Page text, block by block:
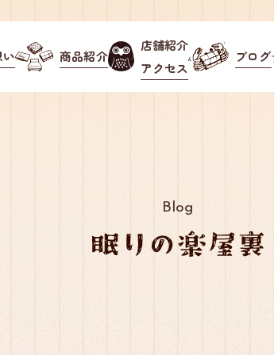
い 商品紹介
店舗紹介
アクセス
ブログ
Blog